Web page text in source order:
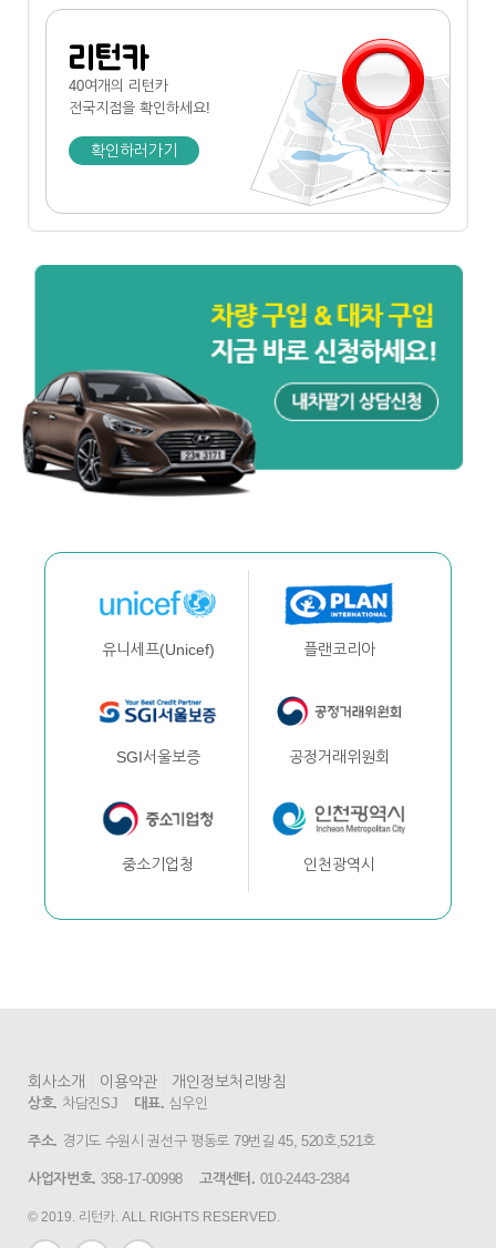
리턴카
40여개의 리턴카
전국지점을 확인하세요!
확인하러가기
유니세프(Unicef) 플랜코리아
SGI서울보증 공정거래위원회
중소기업청 인천광역시
회사소개 이용약관 개인정보처리방침
상호. 차담진SJ 대표. 심우인
주소. 경기도 수원시 권선구 평동로 79번길 45, 520호,521호
사업자번호. 358-17-00998 고객센터. 010-2443-2384
© 2019. 리턴카. ALL RIGHTS RESERVED.